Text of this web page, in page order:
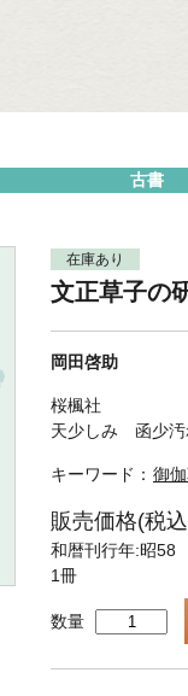
古書
在庫あり
文正草子の
岡田啓助
桜楓社
天少しみ 函少汚
キーワード： 御
販売価格(税
和暦刊行年:昭58
1冊
数量